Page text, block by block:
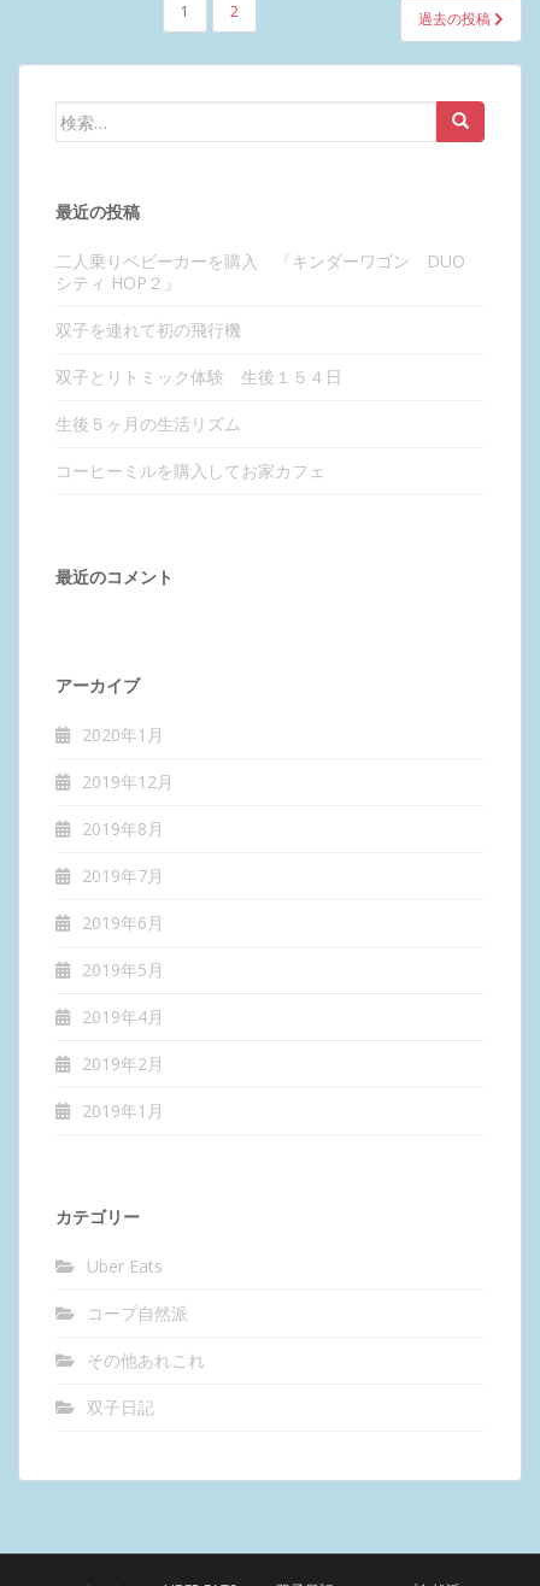
ナ
1 2 過去の投稿
検
最近の投稿
二人乗りベビーカーを購入 『キンダーワゴン DUO
シティ HOP２』
双子を連れて初の飛行機
双子とリトミック体験 生後１５４日
生後５ヶ月の生活リズム
コーヒーミルを購入してお家カフェ
最近のコメント
アーカイブ
2020年1月
2019年12月
2019年8月
2019年7月
2019年6月
2019年5月
2019年4月
2019年2月
2019年1月
カテゴリー
Uber Eats
コープ自然派
その他あれこれ
双子日記